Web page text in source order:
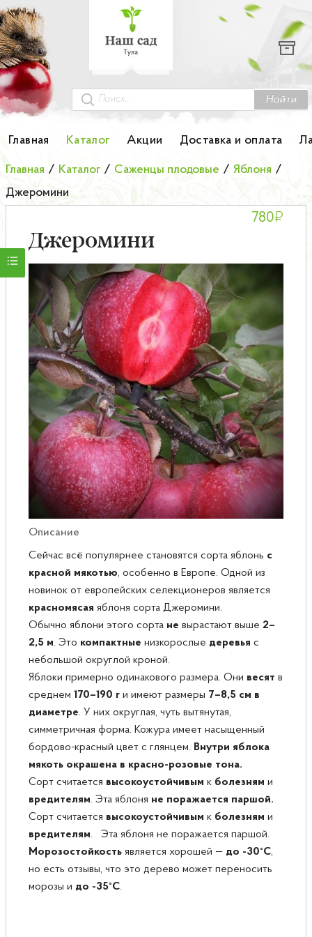
Найти
Главная Каталог Акции Доставка и оплата
Каталог
Гортензии
Грунты
Колоновидные деревья
Лук-севок
Малина
Мини-деревья
НОВИНКА Английские и Японские розы
Саженцы плодовые
Главная / Каталог / Саженцы плодовые / Яблоня /
Джеромини
Джеромини
780₽
Описание
Сейчас всё популярнее становятся сорта яблонь с
красной мякотью, особенно в Европе. Одной из
новинок от европейских селекционеров является
красномясая яблоня сорта Джеромини.
Обычно яблони этого сорта не вырастают выше 2–
2,5 м. Это компактные низкорослые деревья с
небольшой округлой кроной.
Яблоки примерно одинакового размера. Они весят в
среднем 170–190 г и имеют размеры 7–8,5 см в
диаметре. У них округлая, чуть вытянутая,
симметричная форма. Кожура имеет насыщенный
бордово-красный цвет с глянцем. Внутри яблока
мякоть окрашена в красно-розовые тона.
Сорт считается высокоустойчивым к болезням и
вредителям. Эта яблоня не поражается паршой.
Сорт считается высокоустойчивым к болезням и
вредителям. Эта яблоня не поражается паршой.
Морозостойкость является хорошей — до -30°С,
но есть отзывы, что это дерево может переносить
морозы и до -35°С.